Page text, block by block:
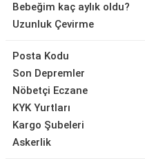
Bebeğim kaç aylık oldu?
Uzunluk Çevirme
Posta Kodu
Son Depremler
Nöbetçi Eczane
KYK Yurtları
Kargo Şubeleri
Askerlik